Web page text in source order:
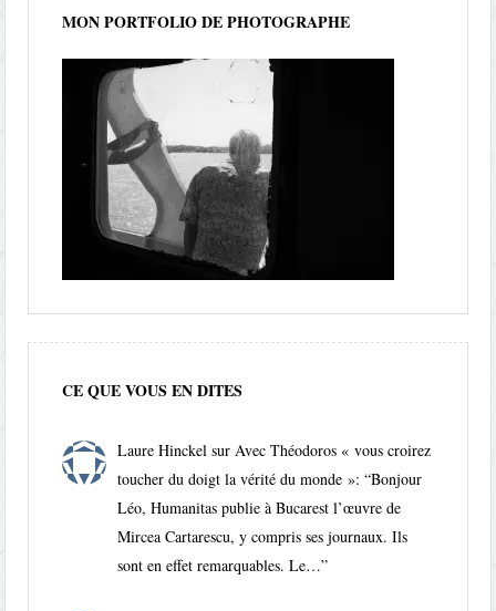
MON PORTFOLIO DE PHOTOGRAPHE
CE QUE VOUS EN DITES
Laure Hinckel surAvec Théodoros « vous croirez
toucher du doigt la vérité du monde »: “Bonjour
Léo, Humanitas publie à Bucarest l’œuvre de
Mircea Cartarescu, y compris ses journaux. Ils
sont en effet remarquables. Le…”